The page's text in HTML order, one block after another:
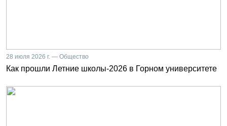
28 июля 2026 г. — Общество
Как прошли Летние школы-2026 в Горном университете